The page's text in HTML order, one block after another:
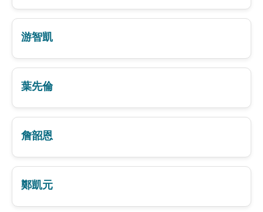
游智凱
葉先倫
詹韶恩
鄭凱元